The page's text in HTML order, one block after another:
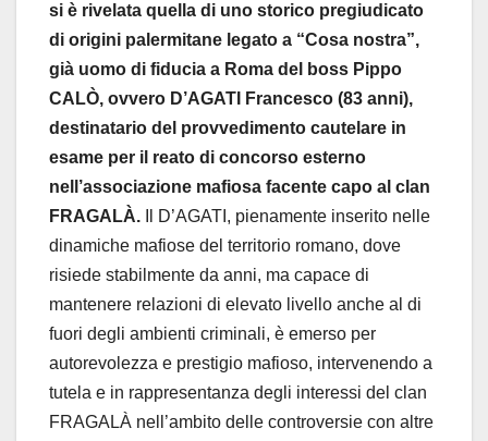
si è rivelata quella di uno storico pregiudicato
di origini palermitane legato a “Cosa nostra”,
già uomo di fiducia a Roma del boss Pippo
CALÒ, ovvero D’AGATI Francesco (83 anni),
destinatario del provvedimento cautelare in
esame per il reato di concorso esterno
nell’associazione mafiosa facente capo al clan
FRAGALÀ.
Il D’AGATI, pienamente inserito nelle
dinamiche mafiose del territorio romano, dove
risiede stabilmente da anni, ma capace di
mantenere relazioni di elevato livello anche al di
fuori degli ambienti criminali, è emerso per
autorevolezza e prestigio mafioso, intervenendo a
tutela e in rappresentanza degli interessi del clan
FRAGALÀ nell’ambito delle controversie con altre